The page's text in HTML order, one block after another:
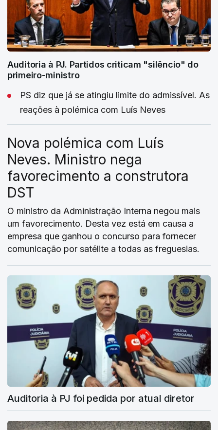
Auditoria à PJ. Partidos criticam "silêncio" do
primeiro-ministro
PS diz que já se atingiu limite do admissível. As
reações à polémica com Luís Neves
Nova polémica com Luís
Neves. Ministro nega
favorecimento a construtora
DST
O ministro da Administração Interna negou mais
um favorecimento. Desta vez está em causa a
empresa que ganhou o concurso para fornecer
comunicação por satélite a todas as freguesias.
Auditoria à PJ foi pedida por atual diretor